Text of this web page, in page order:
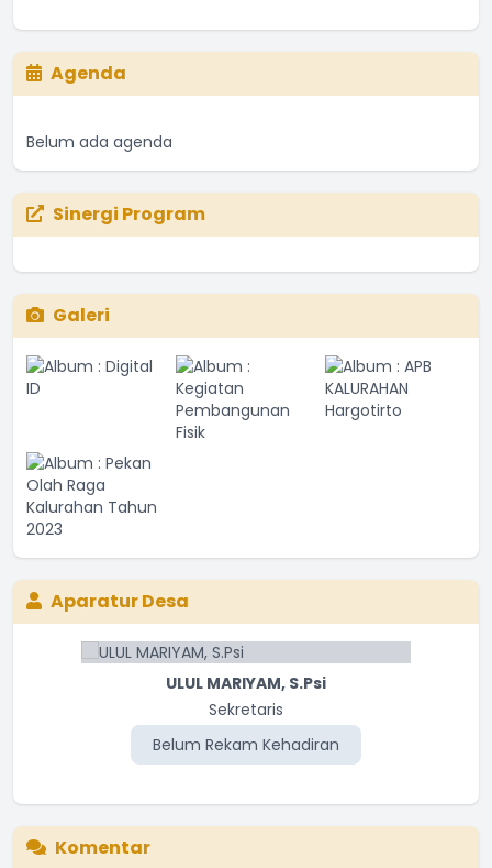
Agenda
Belum ada agenda
Sinergi Program
Galeri
Aparatur Desa
ULUL MARIYAM, S.Psi
Sekretaris
Belum Rekam Kehadiran
Komentar